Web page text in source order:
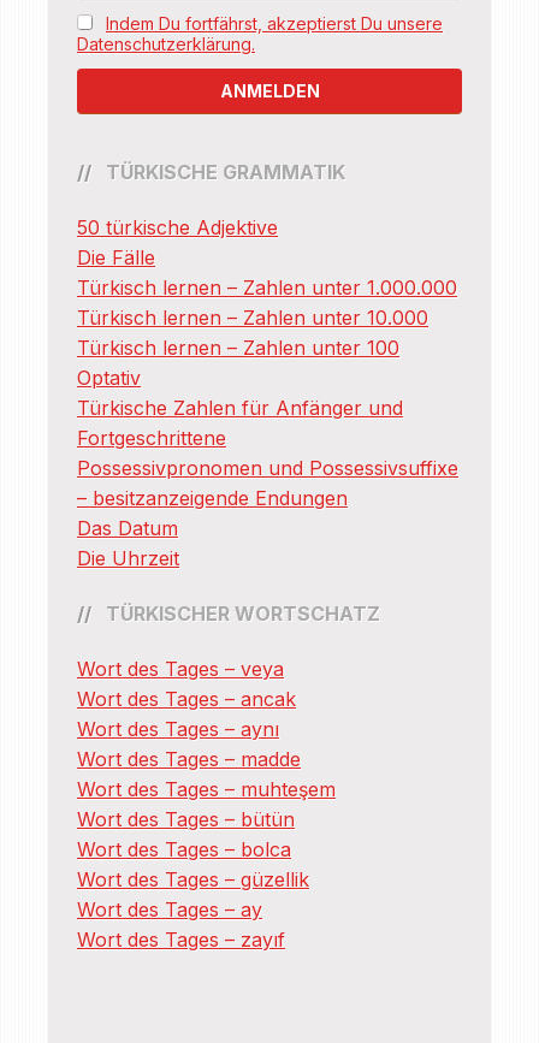
Indem Du fortfährst, akzeptierst Du unsere
Datenschutzerklärung.
TÜRKISCHE GRAMMATIK
50 türkische Adjektive
Die Fälle
Türkisch lernen – Zahlen unter 1.000.000
Türkisch lernen – Zahlen unter 10.000
Türkisch lernen – Zahlen unter 100
Optativ
Türkische Zahlen für Anfänger und
Fortgeschrittene
Possessivpronomen und Possessivsuffixe
– besitzanzeigende Endungen
Das Datum
Die Uhrzeit
TÜRKISCHER WORTSCHATZ
Wort des Tages – veya
Wort des Tages – ancak
Wort des Tages – aynı
Wort des Tages – madde
Wort des Tages – muhteşem
Wort des Tages – bütün
Wort des Tages – bolca
Wort des Tages – güzellik
Wort des Tages – ay
Wort des Tages – zayıf